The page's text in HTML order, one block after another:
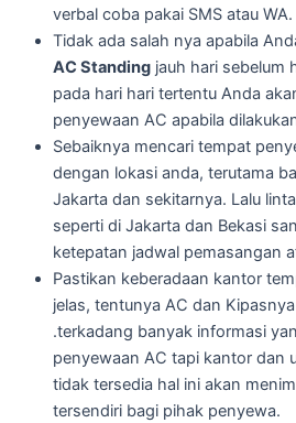
verbal coba pakai SMS atau WA.
Tidak ada salah nya apabila
AC Standing jauh hari sebelum
pada hari hari tertentu Anda
penyewaan AC apabila
Sebaiknya mencari tempat
dengan lokasi anda, terutama
Jakarta dan sekitarnya. Lalu
seperti di Jakarta dan Bekasi
ketepatan jadwal pemasangan
Pastikan keberadaan kantor
jelas, tentunya AC dan
.terkadang banyak informasi
penyewaan AC tapi kantor dan
tidak tersedia hal ini akan
tersendiri bagi pihak penyewa.